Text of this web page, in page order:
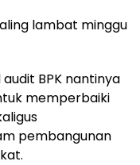
lambat minggu
BPK nantinya
memperbaiki
pembangunan